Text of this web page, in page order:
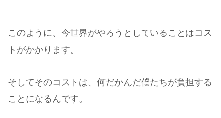
このように、今世界がやろうとしていることはコス
トがかかります。
そしてそのコストは、何だかんだ僕たちが負担する
ことになるんです。